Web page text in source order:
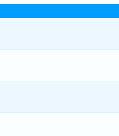
(keskmiselt)